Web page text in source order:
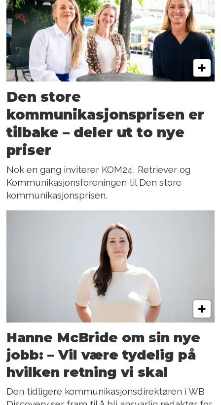
Den store
kommunikasjons­prisen er
tilbake – deler ut to nye
priser
Nok en gang inviterer KOM24, Retriever og
Kommunikasjonsforeningen til Den store
kommunikasjonsprisen.
Hanne McBride om sin nye
jobb: – Vil være tydelig på
hvilken retning vi skal
Den tidligere kommunikasjonsdirektøren i WB